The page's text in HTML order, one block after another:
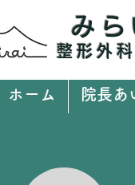
みら
整形外
ホーム 院長あ